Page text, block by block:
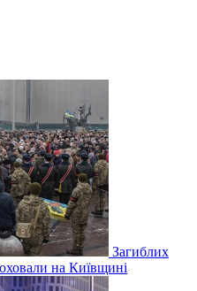
Загиблих
на Київщині